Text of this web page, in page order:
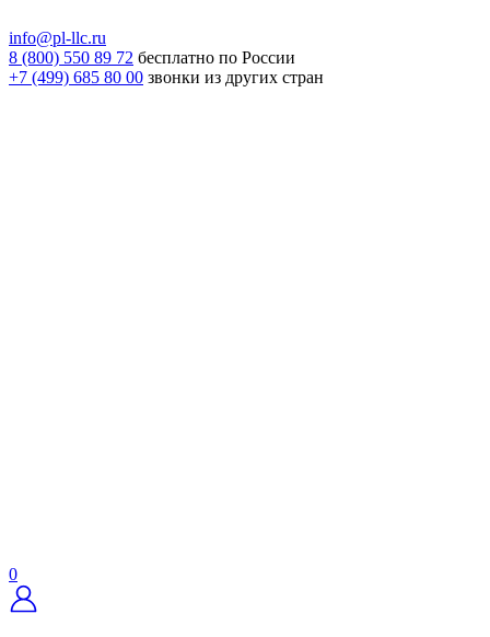
info@pl-llc.ru
8 (800) 550 89 72 бесплатно по России
+7 (499) 685 80 00 звонки из других стран
0